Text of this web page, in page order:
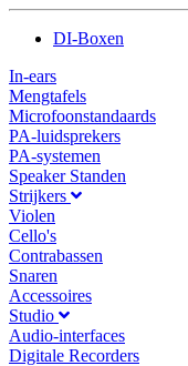
DI-Boxen
In-ears
Mengtafels
Microfoonstandaards
PA-luidsprekers
PA-systemen
Speaker Standen
Strijkers
Violen
Cello's
Contrabassen
Snaren
Accessoires
Studio
Audio-interfaces
Digitale Recorders